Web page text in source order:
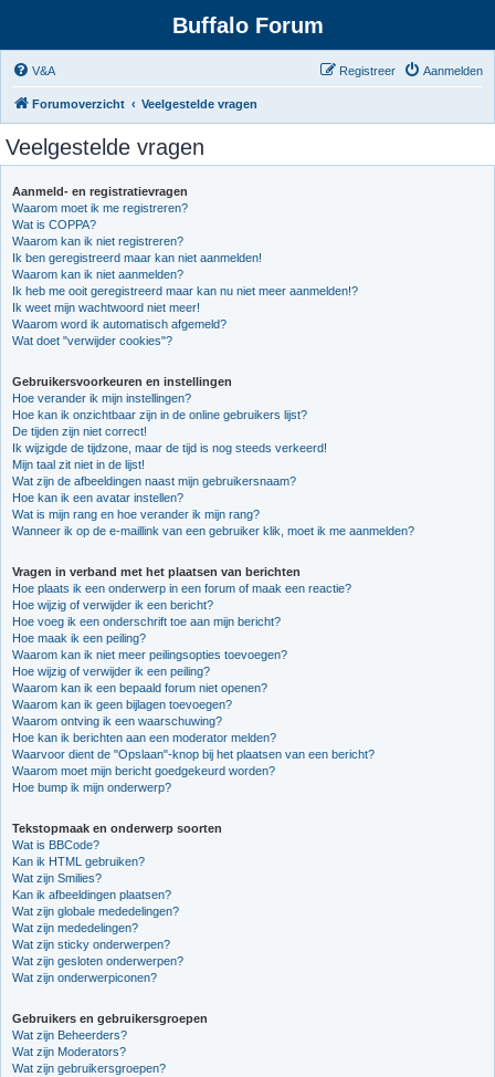
Buffalo Forum
V&A Aanmelden
Registreer
Forumoverzicht Veelgestelde vragen
Veelgestelde vragen
Aanmeld- en registratievragen
Waarom moet ik me registreren?
Wat is COPPA?
Waarom kan ik niet registreren?
Ik ben geregistreerd maar kan niet aanmelden!
Waarom kan ik niet aanmelden?
Ik heb me ooit geregistreerd maar kan nu niet meer aanmelden!?
Ik weet mijn wachtwoord niet meer!
Waarom word ik automatisch afgemeld?
Wat doet "verwijder cookies"?
Gebruikersvoorkeuren en instellingen
Hoe verander ik mijn instellingen?
Hoe kan ik onzichtbaar zijn in de online gebruikers lijst?
De tijden zijn niet correct!
Ik wijzigde de tijdzone, maar de tijd is nog steeds verkeerd!
Mijn taal zit niet in de lijst!
Wat zijn de afbeeldingen naast mijn gebruikersnaam?
Hoe kan ik een avatar instellen?
Wat is mijn rang en hoe verander ik mijn rang?
Wanneer ik op de e-maillink van een gebruiker klik, moet ik me aanmelden?
Vragen in verband met het plaatsen van berichten
Hoe plaats ik een onderwerp in een forum of maak een reactie?
Hoe wijzig of verwijder ik een bericht?
Hoe voeg ik een onderschrift toe aan mijn bericht?
Hoe maak ik een peiling?
Waarom kan ik niet meer peilingsopties toevoegen?
Hoe wijzig of verwijder ik een peiling?
Waarom kan ik een bepaald forum niet openen?
Waarom kan ik geen bijlagen toevoegen?
Waarom ontving ik een waarschuwing?
Hoe kan ik berichten aan een moderator melden?
Waarvoor dient de "Opslaan"-knop bij het plaatsen van een bericht?
Waarom moet mijn bericht goedgekeurd worden?
Hoe bump ik mijn onderwerp?
Tekstopmaak en onderwerp soorten
Wat is BBCode?
Kan ik HTML gebruiken?
Wat zijn Smilies?
Kan ik afbeeldingen plaatsen?
Wat zijn globale mededelingen?
Wat zijn mededelingen?
Wat zijn sticky onderwerpen?
Wat zijn gesloten onderwerpen?
Wat zijn onderwerpiconen?
Gebruikers en gebruikersgroepen
Wat zijn Beheerders?
Wat zijn Moderators?
Wat zijn gebruikersgroepen?